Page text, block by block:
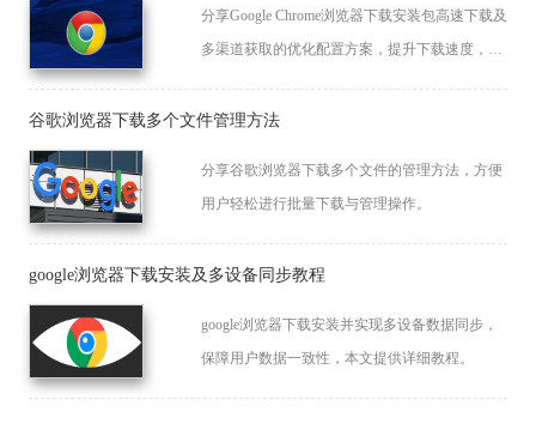
分享Google Chrome浏览器下载安装包高速下载及
多渠道获取的优化配置方案，提升下载速度，保
谷歌浏览器下载多个文件管理方法
分享谷歌浏览器下载多个文件的管理方法，方便
用户轻松进行批量下载与管理操作。
google浏览器下载安装及多设备同步教程
google浏览器下载安装并实现多设备数据同步，
保障用户数据一致性，本文提供详细教程。